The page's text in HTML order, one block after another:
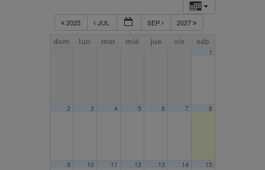
2025 JUL SEP 2027
dom lun mar mié jue vie sáb
1
2 3 4 5 6 7 8
9 10 11 12 13 14 15